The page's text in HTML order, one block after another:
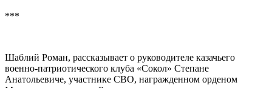
***
Шаблий Роман, рассказывает о руководителе казачьего
военно-патриотического клуба «Сокол» Степане
Анатольевиче, участнике СВО, награжденном орденом